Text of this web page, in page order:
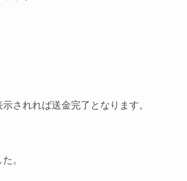
示されれば送金完了となります。
。